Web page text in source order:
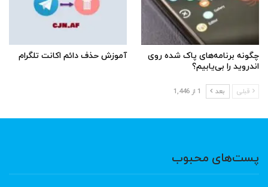
چگونه برنامه‌های پاک شده روی
اندروید را بی‌یابیم؟
آموزش حذف دائم اکانت تلگرام
قبلی بعد 1 از 1,446
پست‌های محبوب